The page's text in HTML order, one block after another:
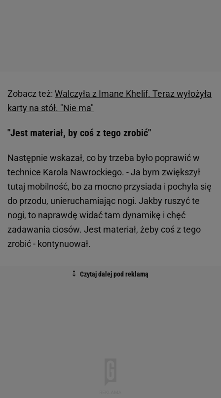
Zobacz też: Walczyła z Imane Khelif. Teraz wyłożyła
karty na stół. "Nie ma"
"Jest materiał, by coś z tego zrobić"
Następnie wskazał, co by trzeba było poprawić w
technice Karola Nawrockiego. - Ja bym zwiększył
tutaj mobilność, bo za mocno przysiada i pochyla się
do przodu, unieruchamiając nogi. Jakby ruszyć te
nogi, to naprawdę widać tam dynamikę i chęć
zadawania ciosów. Jest materiał, żeby coś z tego
zrobić - kontynuował.